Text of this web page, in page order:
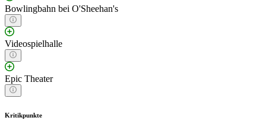
Bowlingbahn bei O'Sheehan's
Videospielhalle
Epic Theater
Kritikpunkte